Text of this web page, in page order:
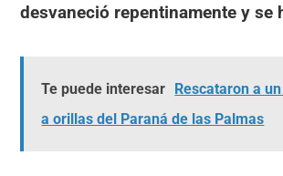
desvaneció repentinamente y se
Te puede interesar
Rescataron a
a orillas del Paraná de las Palmas